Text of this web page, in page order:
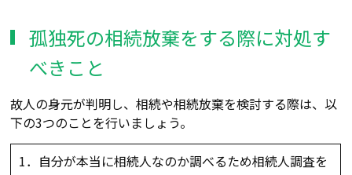
孤独死の相続放棄をする際に対処す
べきこと
故人の身元が判明し、相続や相続放棄を検討する際は、以
下の3つのことを行いましょう。
1．自分が本当に相続人なのか調べるため相続人調査を